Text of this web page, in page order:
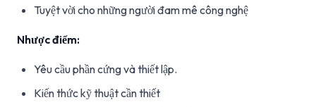
Tuyệt vời cho những người đam mê công nghệ
Nhược điểm:
Yêu cầu phần cứng và thiết lập.
Kiến thức kỹ thuật cần thiết